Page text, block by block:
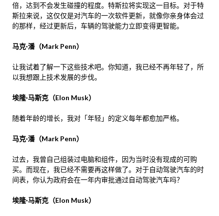
倍，达到不会发生碰撞的程度。特斯拉将实现这一目标。对于特
斯拉来说，这仅仅是对汽车的一次软件更新，就像你亲身体会过
的那样，经过更新后，车辆的驾驶能力立即变得更智能。
马克·潘（Mark Penn）
让我试着了解一下这些技术吧。你知道，我已经不再年轻了，所
以我想跟上技术发展的步伐。
埃隆·马斯克（Elon Musk）
随着年龄的增长，我对「年轻」的定义每年都愈加严格。
马克·潘（Mark Penn）
过去，我曾自己组装过电脑和组件，因为当时没有现成的可购
买。而现在，我已经不需要再这样做了。对于自动驾驶汽车的时
间表，你认为政府会在一年内审批通过自动驾驶汽车吗？
埃隆·马斯克（Elon Musk）